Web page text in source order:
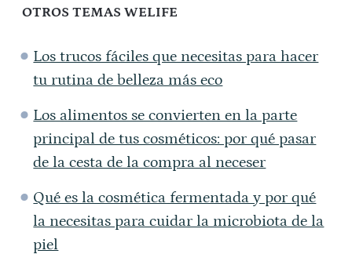
OTROS TEMAS WELIFE
Los trucos fáciles que necesitas para hacer
tu rutina de belleza más eco
Los alimentos se convierten en la parte
principal de tus cosméticos: por qué pasar
de la cesta de la compra al neceser
Qué es la cosmética fermentada y por qué
la necesitas para cuidar la microbiota de la
piel